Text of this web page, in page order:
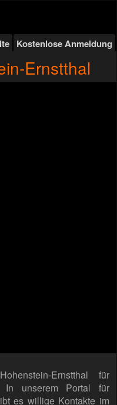
Kostenlose Anmeldung
Ernstthal
Ernstthal für
In unserem Portal für
es willige Kontakte im